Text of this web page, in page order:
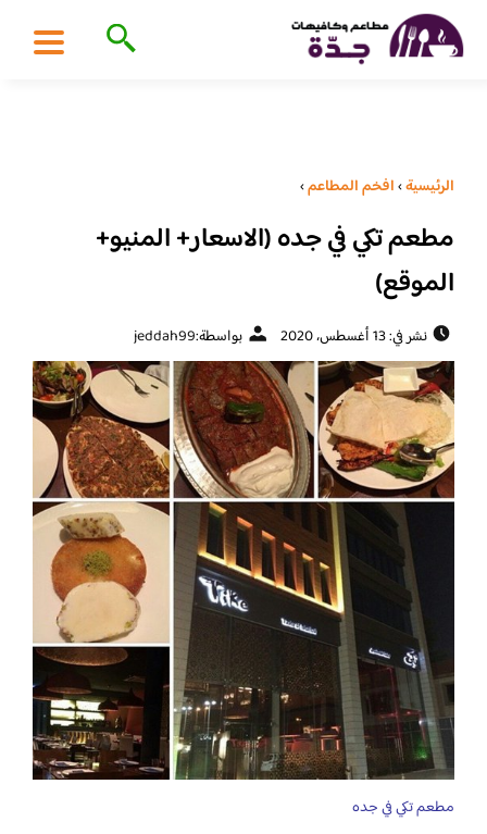
الرئيسية›افخم المطاعم›
مطعم تكي في جده (الاسعار+ المنيو+
الموقع)
نشر في: 13 أغسطس، 2020 بواسطة:jeddah99
مطعم تكي في جده